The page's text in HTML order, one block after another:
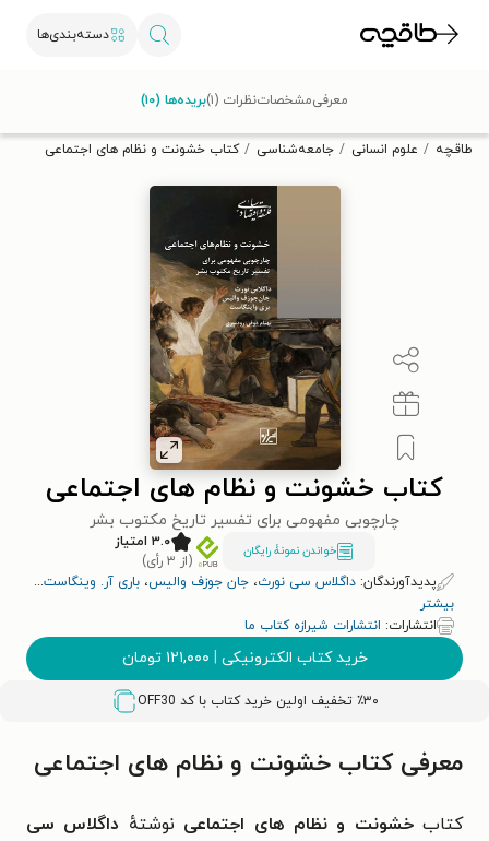
دسته‌بندی‌ها
تخفیف از طاقچه دریافت کن.
طاقچه علوم انسانی جامعه‌شناسی کتاب خشونت و نظام‌ های اجتماعی
کتاب خشونت و نظام‌ های اجتماعی
چارچوبی مفهومی برای تفسیر تاریخ مکتوب بشر
خواندن نمونۀ رایگان
۳.۰ امتیاز
(از ۳ رأی)
پدیدآورندگان: داگلاس سی نورث، جان جوزف والیس، باری آر. وینگاست...
بیشتر
انتشارات: انتشارات شیرازه کتاب ما
خرید کتاب الکترونیکی | ۱۲۱,۰۰۰ تومان
٪۳۰ تخفیف اولین خرید کتاب با کد OFF30
معرفیمشخصاتنظرات (۱) بریده‌ها (۱۰)
معرفی کتاب خشونت و نظام‌ های اجتماعی
کتابخشونت و نظام‌ های اجتماعی نوشتهٔ داگلاس سی